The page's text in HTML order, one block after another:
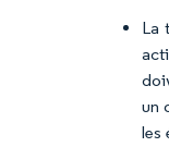
La
un
les